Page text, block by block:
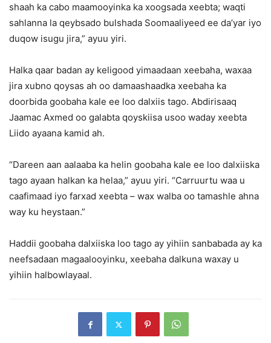
shaah ka cabo maamooyinka ka xoogsada xeebta; waqti
sahlanna la qeybsado bulshada Soomaaliyeed ee da’yar iyo
duqow isugu jira,” ayuu yiri.
Halka qaar badan ay keligood yimaadaan xeebaha, waxaa
jira xubno qoysas ah oo damaashaadka xeebaha ka
doorbida goobaha kale ee loo dalxiis tago. Abdirisaaq
Jaamac Axmed oo galabta qoyskiisa usoo waday xeebta
Liido ayaana kamid ah.
“Dareen aan aalaaba ka helin goobaha kale ee loo dalxiiska
tago ayaan halkan ka helaa,” ayuu yiri. “Carruurtu waa u
caafimaad iyo farxad xeebta – wax walba oo tamashle ahna
way ku heystaan.”
Haddii goobaha dalxiiska loo tago ay yihiin sanbabada ay ka
neefsadaan magaalooyinku, xeebaha dalkuna waxay u
yihiin halbowlayaal.